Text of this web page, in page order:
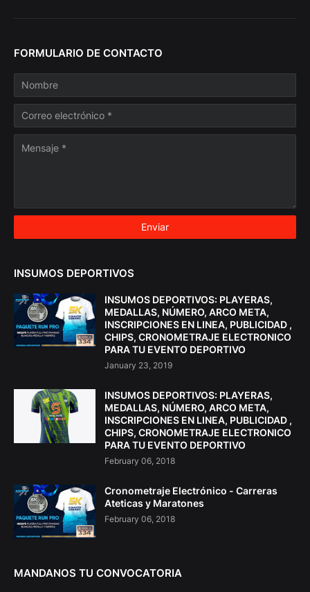
FORMULARIO DE CONTACTO
INSUMOS DEPORTIVOS
INSUMOS DEPORTIVOS: PLAYERAS,
MEDALLAS, NÚMERO, ARCO META,
INSCRIPCIONES EN LINEA, PUBLICIDAD ,
CHIPS, CRONOMETRAJE ELECTRONICO
PARA TU EVENTO DEPORTIVO
January 23, 2019
INSUMOS DEPORTIVOS: PLAYERAS,
MEDALLAS, NÚMERO, ARCO META,
INSCRIPCIONES EN LINEA, PUBLICIDAD ,
CHIPS, CRONOMETRAJE ELECTRONICO
PARA TU EVENTO DEPORTIVO
February 06, 2018
Cronometraje Electrónico - Carreras
Ateticas y Maratones
February 06, 2018
MANDANOS TU CONVOCATORIA